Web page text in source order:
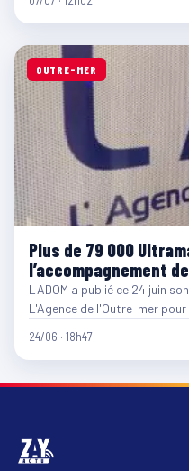
OUTRE-MER
Plus de 79 000
l’accompagnement de
LADOM a publié ce 24 juin
L'Agence de l'Outre-mer
24/06 · 18h47